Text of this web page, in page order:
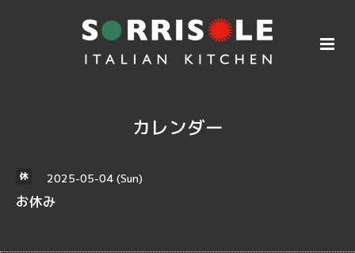
カレンダー
休 2025-05-04 (Sun)
お休み